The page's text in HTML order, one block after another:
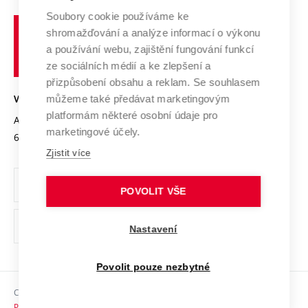
Výzkumné infrastruktury
Transfer znalostí
Open Science
Projekty
Projekty ze strukturálních fondů
Specifický výzkum
Spolupráce se školami
Služby univerzity
Mezinárodní dohody
Univerzitní sítě
Profil univerzity
Udržitelná univerzita
Podnikavá univerzita / ContriBUTe
Bezpečná univerzita
Vyznamenání
Organizační struktura
Ochrana osobních údajů
odkaz)
Sociální bezpečí
učení
technické
VYSOKÉ UČENÍ TECHNICKÉ V BRNĚ
Antonínská 548/1
602 00 Brno
www.vut.cz
vut@vutbr.cz
Copyright © 2026 VUT
Soubory cookie používáme ke
shromažďování a analýze informací o výkonu
a používání webu, zajištění fungování funkcí
ze sociálních médií a ke zlepšení a
přizpůsobení obsahu a reklam. Se souhlasem
můžeme také předávat marketingovým
platformám některé osobní údaje pro
marketingové účely.
Zjistit více
POVOLIT VŠE
Nastavení
Povolit pouze nezbytné